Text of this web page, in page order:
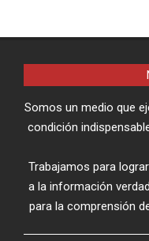
Somos un medio que
condición
Trabajamos para
a la información
para la comprensión